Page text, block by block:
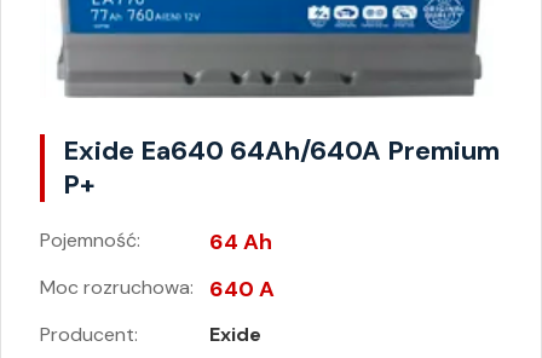
Exide Ea640 64Ah/640A Premium
P+
Pojemność: 64 Ah
Moc rozruchowa: 640 A
Producent: Exide